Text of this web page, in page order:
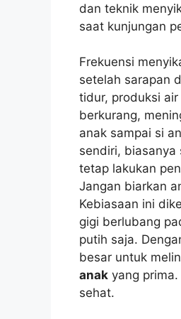
dan teknik
saat kunjungan
Frekuensi
setelah sarapan
tidur, produksi
berkurang,
anak sampai si
sendiri, biasanya
tetap lakukan
Jangan biarkan
Kebiasaan ini
gigi berlubang
putih saja.
besar untuk
anak yang
sehat.